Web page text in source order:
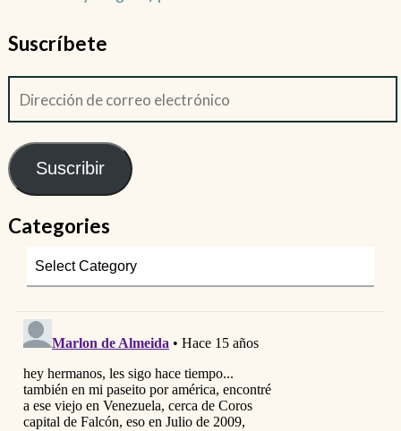
Suscríbete
Suscribir
Categories